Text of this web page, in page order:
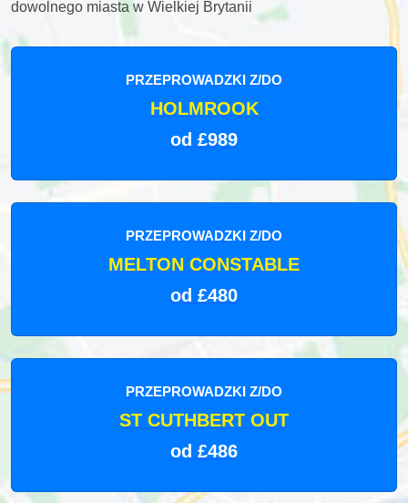
dowolnego miasta w Wielkiej Brytanii
PRZEPROWADZKI Z/DO
HOLMROOK
od £989
PRZEPROWADZKI Z/DO
MELTON CONSTABLE
od £480
PRZEPROWADZKI Z/DO
ST CUTHBERT OUT
od £486